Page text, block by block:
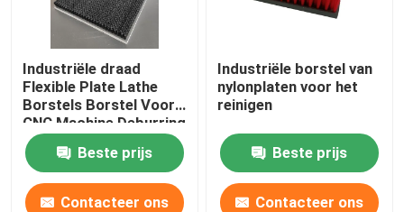
Industriële draad
Flexible Plate Lathe
Borstels Borstel Voor
CNC Machine Deburring
Beste prijs
Contacteer ons
Industriële borstel van
nylonplaten voor het
reinigen
Beste prijs
Contacteer ons